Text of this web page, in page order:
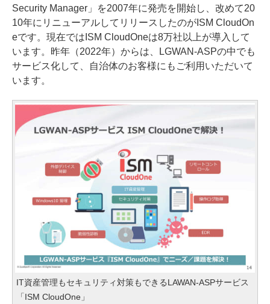
Security Manager」を2007年に発売を開始し、改めて20
10年にリニューアルしてリリースしたのがISM CloudOn
eです。現在ではISM CloudOneは8万社以上が導入して
います。昨年（2022年）からは、LGWAN-ASPの中でも
サービス化して、自治体のお客様にもご利用いただいて
います。
IT資産管理もセキュリティ対策もできるLAWAN-ASPサービス
「ISM CloudOne」